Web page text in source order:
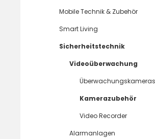
Mobile Technik & Zubehör
Smart Living
Sicherheitstechnik
Videoüberwachung
Überwachungskameras
Kamerazubehör
Video Recorder
Alarmanlagen